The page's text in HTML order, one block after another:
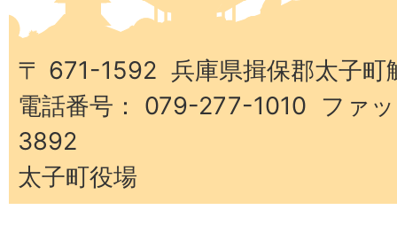
子
町
〒 671-1592 兵庫県揖保郡太子町
電話番号： 079-277-1010 ファ
3892
太子町役場